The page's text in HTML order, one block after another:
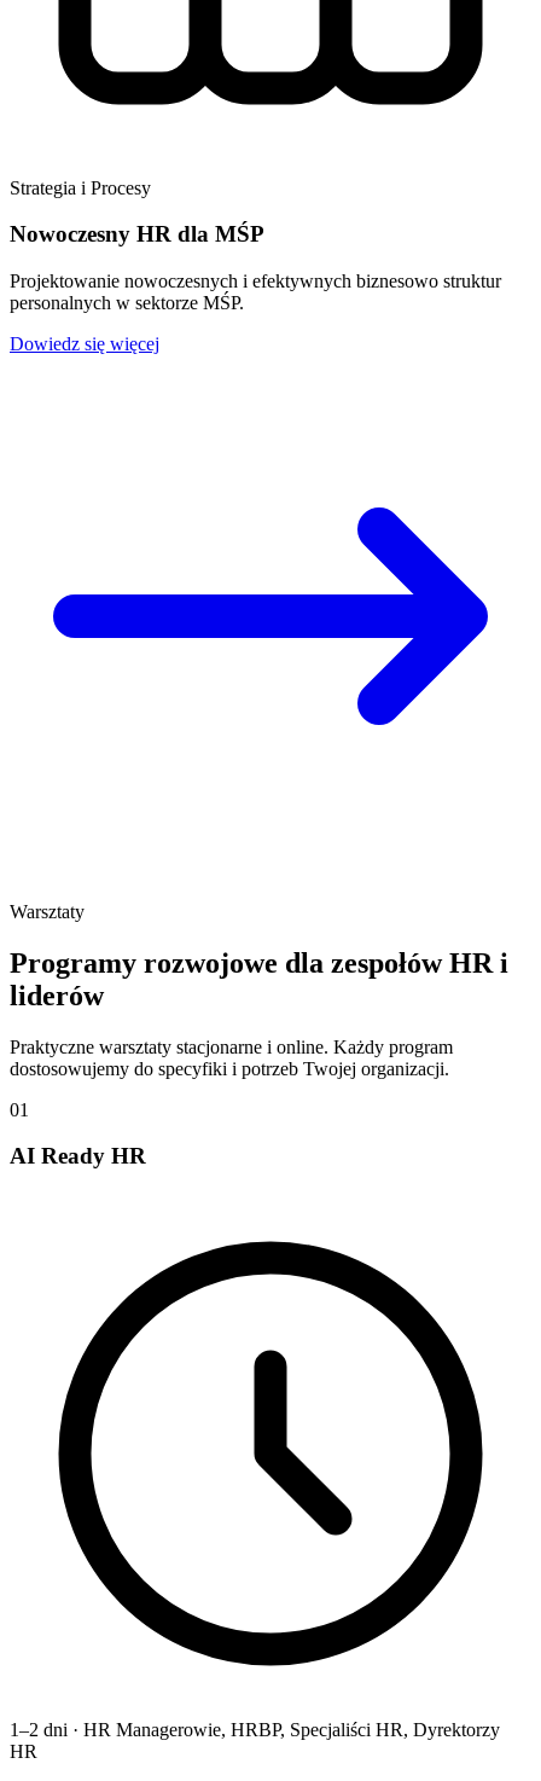
Strategia i Procesy
Nowoczesny HR dla MŚP
Projektowanie nowoczesnych i efektywnych biznesowo struktur
personalnych w sektorze MŚP.
Dowiedz się więcej
Warsztaty
Programy rozwojowe dla zespołów HR i
liderów
Praktyczne warsztaty stacjonarne i online. Każdy program
dostosowujemy do specyfiki i potrzeb Twojej organizacji.
01
AI Ready HR
1–2 dni · HR Managerowie, HRBP, Specjaliści HR, Dyrektorzy
HR